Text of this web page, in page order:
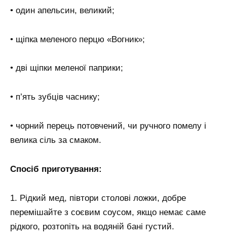
• один апельсин, великий;
• щіпка меленого перцю «Вогник»;
• дві щіпки меленої паприки;
• п’ять зубців часнику;
• чорний перець потовчений, чи ручного помелу і
велика сіль за смаком.
Спосіб приготування:
1. Рідкий мед, півтори столові ложки, добре
перемішайте з соєвим соусом, якщо немає саме
рідкого, розтопіть на водяній бані густий.